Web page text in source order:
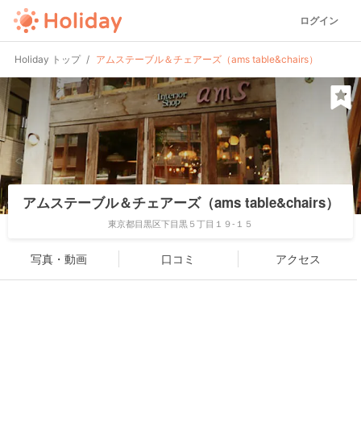
ログイン
Holiday トップ アムステーブル＆チェアーズ（ams table&chairs）
アムステーブル＆チェアーズ（ams table&chairs）
東京都目黒区下目黒５丁目１９-１５
写真・動画 口コミ アクセス